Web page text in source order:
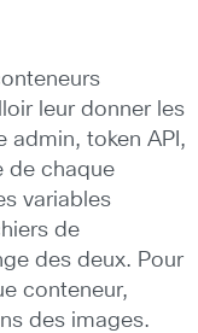
leur donner les
admin, token API,
de chaque
variables
de
des deux. Pour
conteneur,
des images.